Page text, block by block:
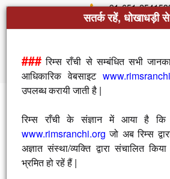
सतर्क रहें, धोखाधड़ी
### रिम्स राँची से सम्बंधित सभी
आधिकारिक वेबसाइट
उपलब्ध करायी जाती है |
रिम्स राँची के संज्ञान में आया है कि
www.rimsranchi.org जो अब रिम्स
अज्ञात संस्था/व्यक्ति द्वारा संचालित
भ्रमित हो रहें हैं |
+91-651-
राजेन्द्र आयुर्विज्ञान
Rajendra Institute of Medical